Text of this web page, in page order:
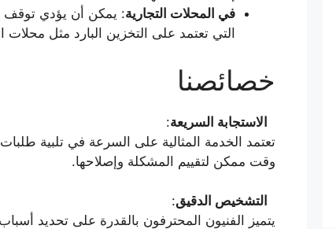
في المحلات التجارية: يمكن أن يؤدي توقف
التي تعتمد على التخزين البارد مثل
خصائصنا
الاستجابة السريعة:
تعتمد الخدمة المثالية على السرعة في تلبية
وقت ممكن لتقييم المشكلة وإصلاحها.
التشخيص الدقيق:
يتميز الفنيون المحترفون بالقدرة على تحديد